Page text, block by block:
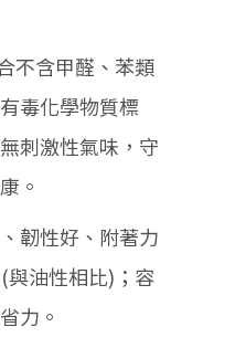
不含甲醛、苯類
毒化學物質標
刺激性氣味，守
。
韌性好、附著力
油性相比)；容
力。